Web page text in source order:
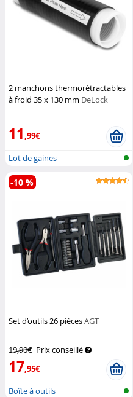
2 manchons thermorétractables
à froid 35 x 130 mm DeLock
11,99€
Lot de gaines
thermorétractable
Set d’outils 26 piècesAGT
19,90€ Prix conseillé
17,95€
-10 %
Boîte à outils